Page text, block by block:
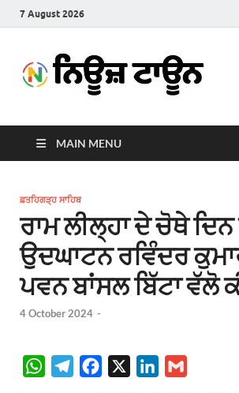
7 August 2026
MAIN MENU
ਫ਼ਤਹਿਗੜ੍ਹ ਸਾਹਿਬ
ਰਾਮ ਲੀਲ੍ਹਾ ਦੇ ਚੋਥੇ ਦਿਨ
ਉਦਘਾਟਨ ਰਵਿੰਦਰ
ਪਵਨ ਬਾਂਸਲ ਬਿੱਟਾ ਵੱਲੋ
4 October 2024 -
W